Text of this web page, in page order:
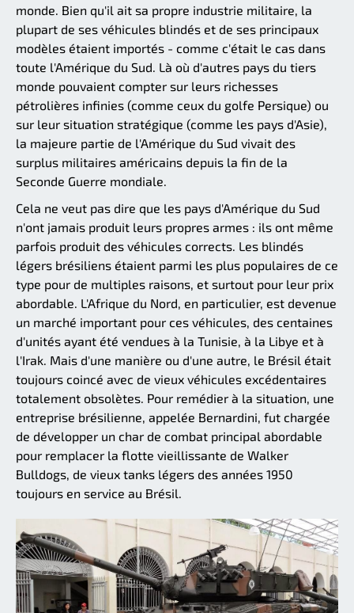
monde. Bien qu'il ait sa propre industrie militaire, la
plupart de ses véhicules blindés et de ses principaux
modèles étaient importés - comme c'était le cas dans
toute l'Amérique du Sud. Là où d'autres pays du tiers
monde pouvaient compter sur leurs richesses
pétrolières infinies (comme ceux du golfe Persique) ou
sur leur situation stratégique (comme les pays d'Asie),
la majeure partie de l'Amérique du Sud vivait des
surplus militaires américains depuis la fin de la
Seconde Guerre mondiale.
Cela ne veut pas dire que les pays d'Amérique du Sud
n'ont jamais produit leurs propres armes : ils ont même
parfois produit des véhicules corrects. Les blindés
légers brésiliens étaient parmi les plus populaires de ce
type pour de multiples raisons, et surtout pour leur prix
abordable. L'Afrique du Nord, en particulier, est devenue
un marché important pour ces véhicules, des centaines
d'unités ayant été vendues à la Tunisie, à la Libye et à
l'Irak. Mais d'une manière ou d'une autre, le Brésil était
toujours coincé avec de vieux véhicules excédentaires
totalement obsolètes. Pour remédier à la situation, une
entreprise brésilienne, appelée Bernardini, fut chargée
de développer un char de combat principal abordable
pour remplacer la flotte vieillissante de Walker
Bulldogs, de vieux tanks légers des années 1950
toujours en service au Brésil.